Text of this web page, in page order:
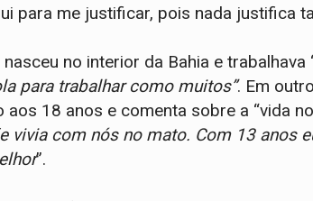
para me justificar, pois nada justifica
no interior da Bahia e trabalhava
para trabalhar como muitos”. Em
18 anos e comenta sobre a “vida no
vivia com nós no mato. Com 13 anos
”.